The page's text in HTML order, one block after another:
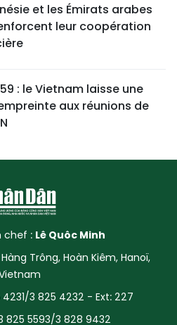
et les Émirats arabes
leur coopération
: le Vietnam laisse une
aux réunions de
chef : Lê Quôc Minh
Trông, Hoàn Kiêm, Hanoï,
3 825 4232 - Ext: 227
825 5593/3 828 9432